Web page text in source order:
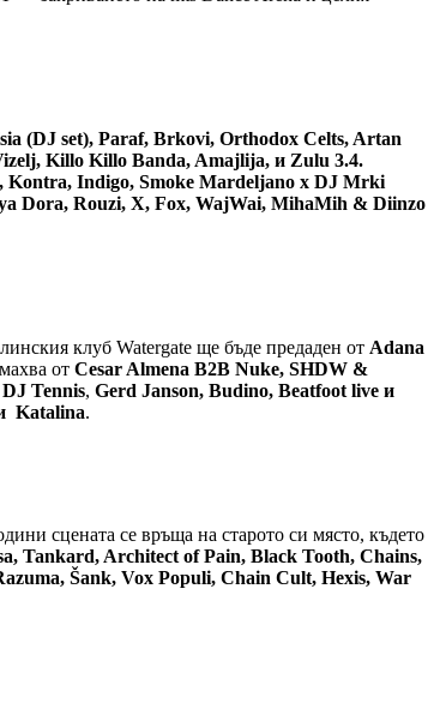
(DJ set), Paraf, Brkovi, Orthodox Celts, Artan
Killo Killo Banda, Amajlija, и Zulu 3.4.
Kontra, Indigo, Smoke Mardeljano x DJ Mrki
Dora, Rouzi, X, Fox, WajWai, MihaMih & Diinzo
клуб Watergate ще бъде предаден от Adana
от Cesar Almena B2B Nuke, SHDW &
DJ Tennis, Gerd Janson, Budino, Beatfoot live и
Katalina.
сцената се връща на старото си място, където
Tankard, Architect of Pain, Black Tooth, Chains,
Šank, Vox Populi, Chain Cult, Hexis, War